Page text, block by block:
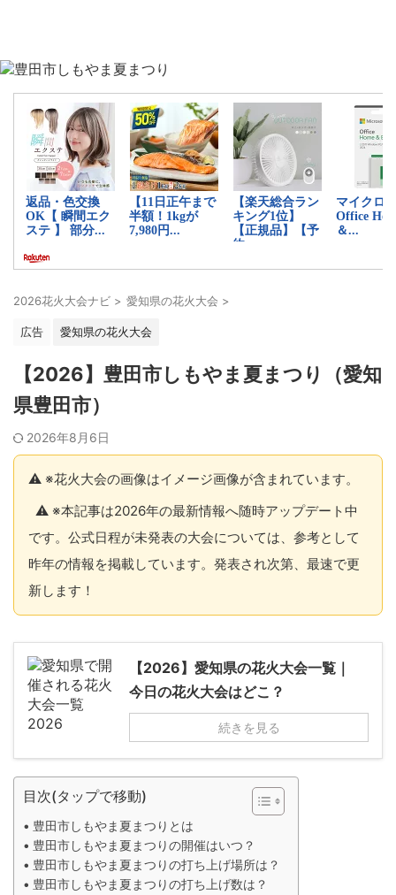
2026花火大会ナビ > 愛知県の花火大会 >
広告 愛知県の花火大会
【2026】豊田市しもやま夏まつり（愛知
県豊田市）
2026年8月6日
⚠️ ※花火大会の画像はイメージ画像が含まれています。
⚠️ ※本記事は2026年の最新情報へ随時アップデート中
です。公式日程が未発表の大会については、参考として
昨年の情報を掲載しています。発表され次第、最速で更
新します！
【2026】愛知県の花火大会一覧｜
今日の花火大会はどこ？
続きを見る
目次(タップで移動)
豊田市しもやま夏まつりとは
豊田市しもやま夏まつりの開催はいつ？
豊田市しもやま夏まつりの打ち上げ場所は？
豊田市しもやま夏まつりの打ち上げ数は？